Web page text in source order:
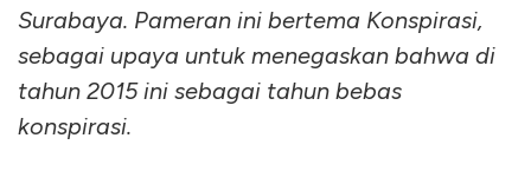
Surabaya. Pameran ini bertema Konspirasi,
sebagai upaya untuk menegaskan bahwa di
tahun 2015 ini sebagai tahun bebas
konspirasi.